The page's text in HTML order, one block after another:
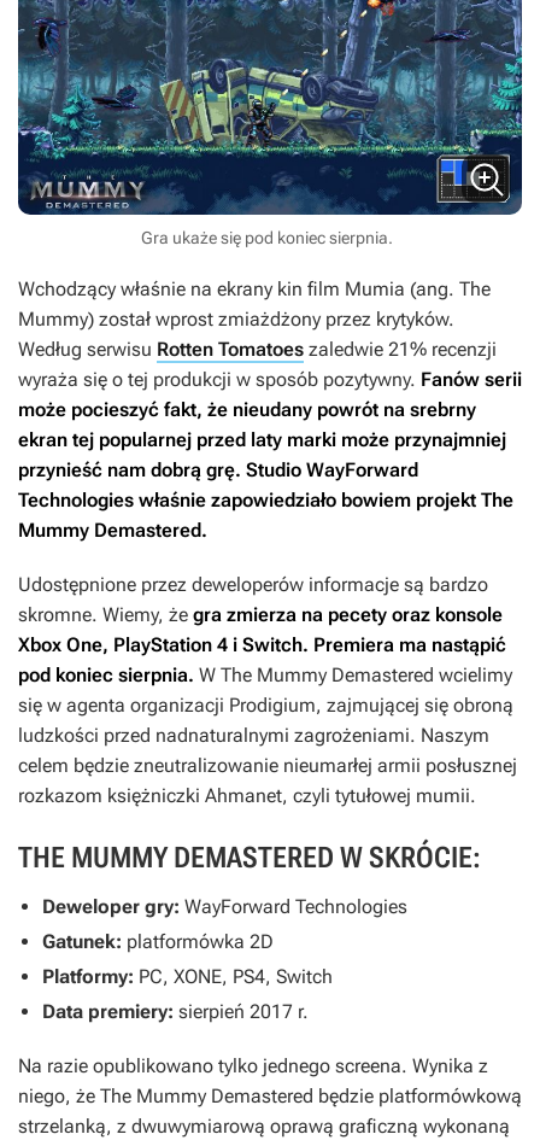
Gra ukaże się pod koniec sierpnia.
Wchodzący właśnie na ekrany kin film Mumia (ang. The
Mummy) został wprost zmiażdżony przez krytyków.
Według serwisu Rotten Tomatoes zaledwie 21% recenzji
wyraża się o tej produkcji w sposób pozytywny. Fanów serii
może pocieszyć fakt, że nieudany powrót na srebrny
ekran tej popularnej przed laty marki może przynajmniej
przynieść nam dobrą grę. Studio WayForward
Technologies właśnie zapowiedziało bowiem projekt The
Mummy Demastered.
Udostępnione przez deweloperów informacje są bardzo
skromne. Wiemy, że gra zmierza na pecety oraz konsole
Xbox One, PlayStation 4 i Switch. Premiera ma nastąpić
pod koniec sierpnia. W The Mummy Demastered wcielimy
się w agenta organizacji Prodigium, zajmującej się obroną
ludzkości przed nadnaturalnymi zagrożeniami. Naszym
celem będzie zneutralizowanie nieumarłej armii posłusznej
rozkazom księżniczki Ahmanet, czyli tytułowej mumii.
THE MUMMY DEMASTERED W SKRÓCIE:
Deweloper gry: WayForward Technologies
Gatunek: platformówka 2D
Platformy: PC, XONE, PS4, Switch
Data premiery: sierpień 2017 r.
Na razie opublikowano tylko jednego screena. Wynika z
niego, że The Mummy Demastered będzie platformówkową
strzelanką, z dwuwymiarową oprawą graficzną wykonaną